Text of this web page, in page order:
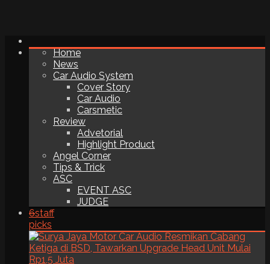
Home
News
Car Audio System
Cover Story
Car Audio
Carsmetic
Review
Advetorial
Highlight Product
Angel Corner
Tips & Trick
ASC
EVENT ASC
JUDGE
6staff
picks